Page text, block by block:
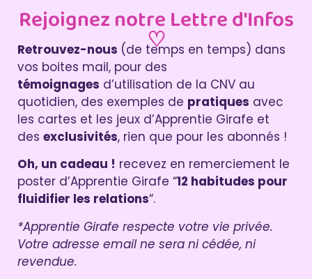
Rejoignez notre Lettre d'Infos
♡
Retrouvez-nous (de temps en temps) dans
vos boites mail, pour des
témoignages d’utilisation de la CNV au
quotidien, des exemples de pratiques avec
les cartes et les jeux d’Apprentie Girafe et
des exclusivités, rien que pour les abonnés !
Oh, un cadeau ! recevez en remerciement le
poster d’Apprentie Girafe “12 habitudes pour
fluidifier les relations“.
*Apprentie Girafe respecte votre vie privée.
Votre adresse email ne sera ni cédée, ni
revendue.